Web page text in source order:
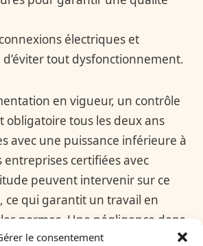
le consentement
électriques et
tout dysfonctionnement.
en vigueur, un contrôle
obligatoire tous les deux ans
avec une puissance inférieure à
entreprises certifiées avec
peuvent intervenir sur ce
ce qui garantit un travail en
normes. Une négligence dans
engendrer une